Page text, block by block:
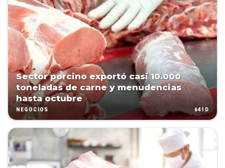
Sector porcino exportó casi 10.000
toneladas de carne y menudencias
hasta octubre
NEGOCIOS 641D